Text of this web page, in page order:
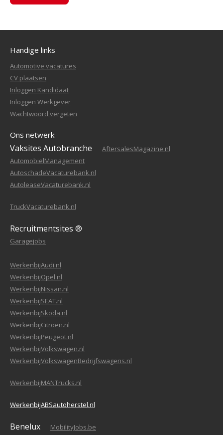
Handige links
Automotive vacatures
CV plaatsen
Inloggen Kandidaat
Inloggen Werkgever
Wachtwoord vergeten
Ons netwerk:
Vaksites Autobranche
AftersalesMagazine.nl
AutomobielManagement
AutoschadeVacaturebank.nl
AutoleaseVacaturebank.nl
TruckVacaturebank.nl
Recruitmentsites ®
Garagejobs
WerkenbijAudi.nl
WerkenbijOpel.nl
WerkenbijNissan.nl
WerkenbijSEAT.nl
WerkenbijSkoda.nl
WerkenbijCitroen.nl
WerkenbijPeugeot.nl
WerkenbijVolkswagen.nl
WerkenbijVolkswagenBedrijfswagens.nl
WerkenbijMANTrucks.nl
WerkenbijABSautoherstel.nl
Benelux MobilityJobs.be